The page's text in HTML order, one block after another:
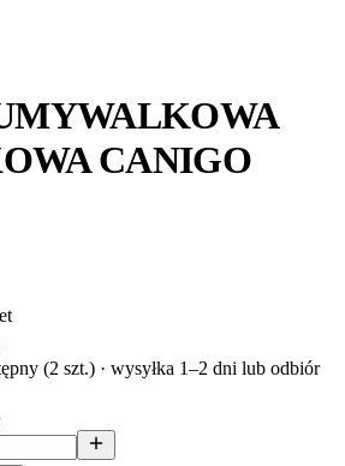
CANIGO
(2 szt.) · wysyłka 1–2 dni lub odbiór